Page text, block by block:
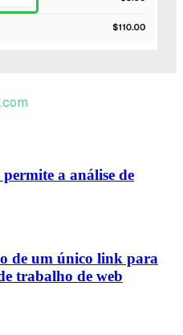
a análise de
de um único link para
trabalho de web